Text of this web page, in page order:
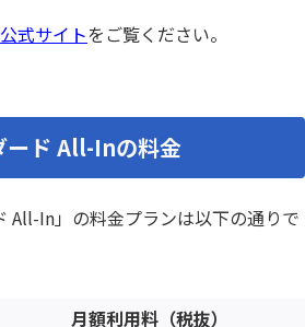
式サイトをご覧ください。
ード All-Inの料金
All-In」の料金プランは以下の通りで
月額利用料（税抜）